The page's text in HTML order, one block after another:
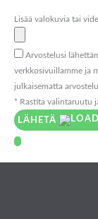
Lisää valokuvia tai
Arvostelusi
verkkosivuillamme ja
julkaisematta
* Rastita valintaruutu
LÄHETÄ